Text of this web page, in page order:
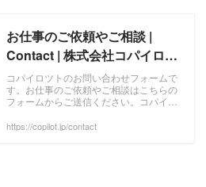
お仕事のご依頼やご相談 |
Contact | 株式会社コパイロツ
ト
コパイロツトのお問い合わせフォームで
す。お仕事のご依頼やご相談はこちらの
フォームからご送信ください。コパイロ
マネジメントのお手伝いをさせていただ
https://copilot.jp/contact